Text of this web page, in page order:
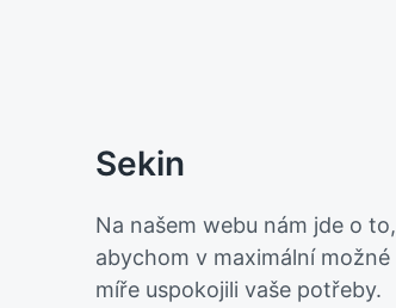
Sekin
Na našem webu nám jde o to,
abychom v maximální možné
míře uspokojili vaše potřeby.